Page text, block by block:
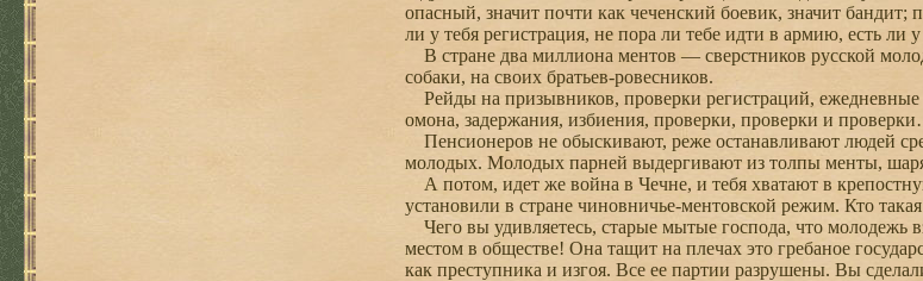
опасный, значит почти как чеченский боевик, значит
ли у тебя регистрация, не пора ли тебе идти в армию, есть
В стране два миллиона ментов — сверстников русской
собаки, на своих братьев-ровесников.
Рейды на призывников, проверки регистраций,
омона, задержания, избиения, проверки, проверки и
Пенсионеров не обыскивают, реже останавливают людей
молодых. Молодых парней выдергивают из толпы менты,
А потом, идет же война в Чечне, и тебя хватают в
установили в стране чиновничье-ментовской режим. Кто
Чего вы удивляетесь, старые мытые господа, что молодежь
местом в обществе! Она тащит на плечах это гребаное
как преступника и изгоя. Все ее партии разрушены. Вы